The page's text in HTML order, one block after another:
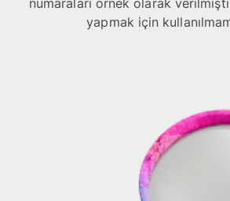
numaraları örnek olarak
yapmak için